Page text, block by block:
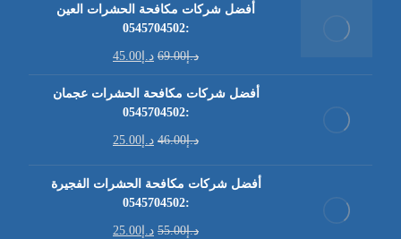
أفضل شركات مكافحة الحشرات العين
:0545704502
د.إ69.00 د.إ 45.00
أفضل شركات مكافحة الحشرات عجمان
:0545704502
د.إ46.00 د.إ 25.00
أفضل شركات مكافحة الحشرات الفجيرة
:0545704502
د.إ55.00 د.إ 25.00